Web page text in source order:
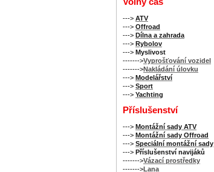
---> ATV
---> Offroad
---> Dílna a zahrada
---> Rybolov
---> Myslivost
------->Vyprošťování vozidel
------->Nakládání úlovku
---> Modelářství
---> Sport
---> Yachting
Příslušenství
---> Montážní sady ATV
---> Montážní sady Offroad
---> Speciální montážní sady
---> Příslušenství navijáků
------->Vázací prostředky
------->Lana